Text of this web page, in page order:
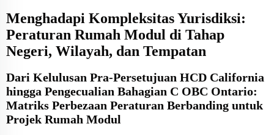
Menghadapi Kompleksitas Yurisdiksi:
Peraturan Rumah Modul di Tahap
Negeri, Wilayah, dan Tempatan
Dari Kelulusan Pra-Persetujuan HCD California
hingga Pengecualian Bahagian C OBC Ontario:
Matriks Perbezaan Peraturan Berbanding untuk
Projek Rumah Modul